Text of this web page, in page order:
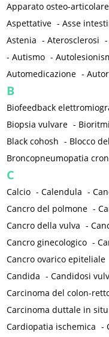
Apparato osteo-articolare
Aspettative -Asse
Astenia -Aterosclerosi
-Autismo -
Automedicazione -
B
Biofeedback
Biopsia vulvare -
Black cohosh - Blocco
Broncopneumopatia
C
Calcio -Calendula -
Cancro del polmone -
Cancro della vulva -
Cancro ginecologico -
Cancro ovarico epiteliale
Candida -Candidosi
Carcinoma del colon-
Carcinoma duttale in situ
Cardiopatia ischemica -